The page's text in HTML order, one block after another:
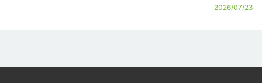
2026/07/23